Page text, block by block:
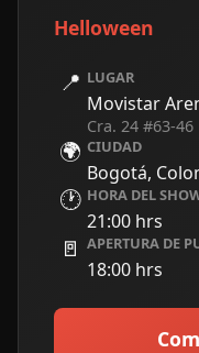
Helloween
📍 LUGAR
Movistar
Cra. 24 #63-46
🌍 CIUDAD
Bogotá,
🕐 HORA DEL
21:00 hrs
🚪 APERTURA DE
18:00 hrs